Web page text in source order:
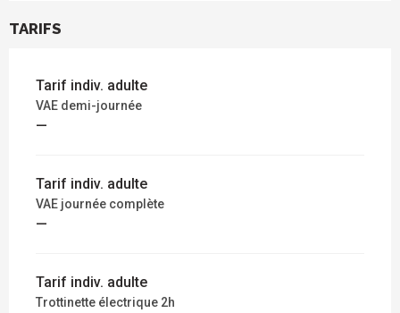
TARIFS
Tarif indiv. adulte
VAE demi-journée
—
Tarif indiv. adulte
VAE journée complète
—
Tarif indiv. adulte
Trottinette électrique 2h